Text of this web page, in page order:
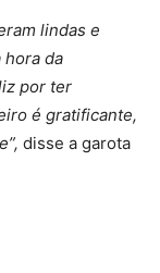
lindas e
hora da
por ter
é gratificante,
disse a garota